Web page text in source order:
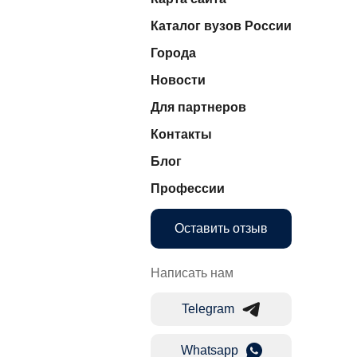
Каталог вузов России
Города
Новости
Для партнеров
Контакты
Блог
Профессии
Оставить отзыв
Написать нам
Telegram
Whatsapp